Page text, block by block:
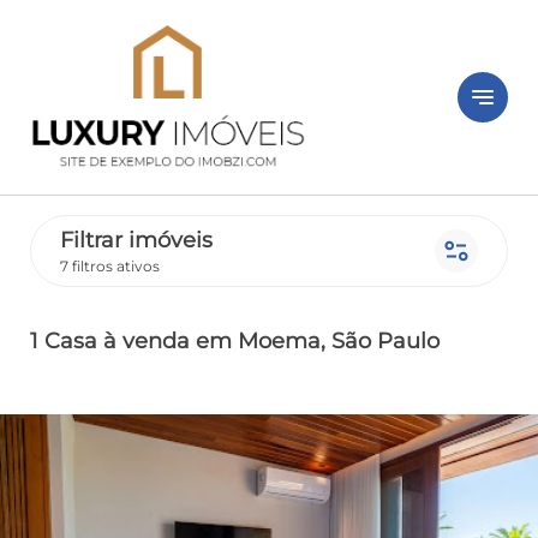
notes
Filtrar imóveis
7 filtros ativos page_info
1 Casa à venda em Moema, São Paulo